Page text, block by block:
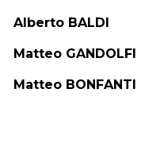
Alberto BALDI
Matteo GANDOLFI
Matteo BONFANTI